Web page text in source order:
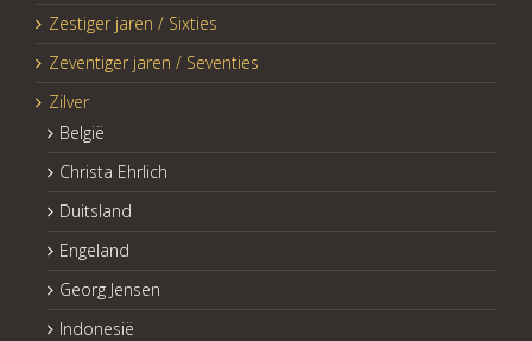
Zestiger jaren / Sixties
Zeventiger jaren / Seventies
Zilver
België
Christa Ehrlich
Duitsland
Engeland
Georg Jensen
Indonesië